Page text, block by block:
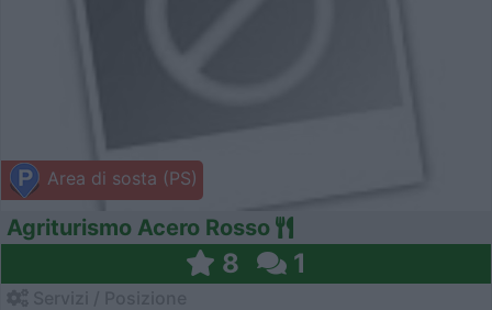
Area di sosta (PS)
Agriturismo Acero Rosso
8 1